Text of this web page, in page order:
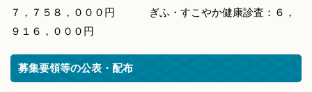
７，７５８，０００円 ぎふ・すこやか健康診査：６，
９１６，０００円
募集要領等の公表・配布